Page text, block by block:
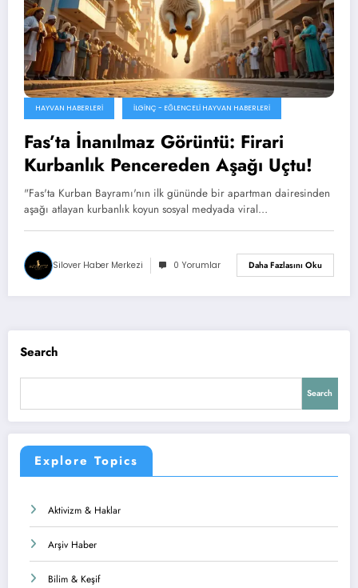
HAYVAN HABERLERI İLGINÇ - EĞLENCELI HAYVAN HABERLERI
Fas’ta İnanılmaz Görüntü: Firari
Kurbanlık Pencereden Aşağı Uçtu!
"Fas'ta Kurban Bayramı'nın ilk gününde bir apartman dairesinden
aşağı atlayan kurbanlık koyun sosyal medyada viral…
Silover Haber Merkezi 0 Yorumlar Daha Fazlasını Oku
Search
Search
Explore Topics
Aktivizm & Haklar
Arşiv Haber
Bilim & Keşif